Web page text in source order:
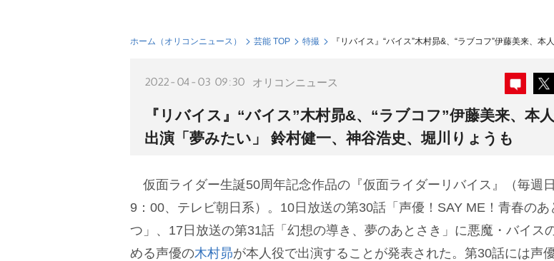
ホーム（オリコンニュース） 芸能 TOP 特撮 『リバイス』“バイス”木村昴&、“ラブコフ”伊藤美来、
2022-04-03 09:30 オリコンニュース
『リバイス』“バイス”木村昴&、“ラブコフ”伊藤美来、本
出演「夢みたい」 鈴村健一、神谷浩史、堀川りょうも
仮面ライダー生誕50周年記念作品の『仮面ライダーリバイス』（毎週
9：00、テレビ朝日系）。10日放送の第30話「声優！SAY ME！青春のあ
つ」、17日放送の第31話「幻想の導き、夢のあとさき」に悪魔・バイス
める声優の木村昴が本人役で出演することが発表された。第30話には声